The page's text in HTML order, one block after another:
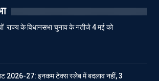
राज्य के विधानसभा चुनाव के नतीजे 4 मई को
2026-27: इनकम टेक्स स्लेब में बदलाव नहीं, 3